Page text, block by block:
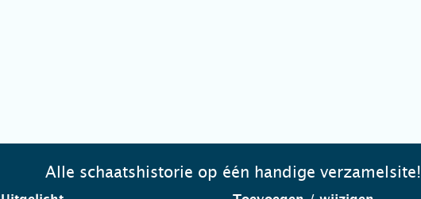
Alle schaatshistorie op één handige verzamelsite!